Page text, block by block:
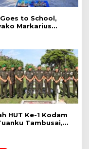
Goes to School,
Markarius
Pelajar
HUT Ke-1 Kodam
Tambusai,